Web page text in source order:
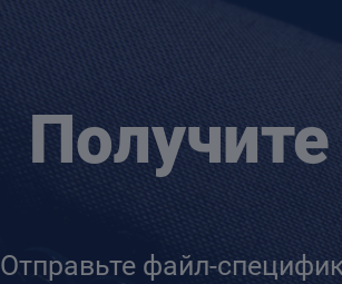
Отправьте файл-